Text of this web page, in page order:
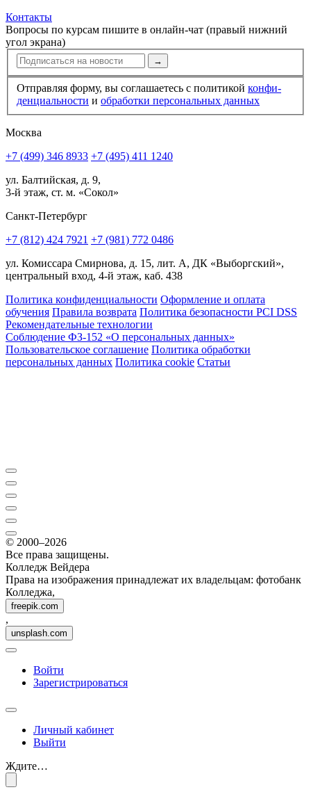
Контакты
Вопросы по курсам пишите в онлайн-чат (правый нижний
угол экрана)
→
Отправляя форму, вы соглашаетесь с политикой конфи­
ден­циальности и обработки персональных данных
Москва
+7 (499) 346 8933 +7 (495) 411 1240
ул. Балтийская, д. 9,
3-й этаж, ст. м. «Сокол»
Санкт-Петербург
+7 (812) 424 7921 +7 (981) 772 0486
ул. Комиссара Смирнова, д. 15, лит. А, ДК «Выборгский»,
центральный вход, 4-й этаж, каб. 438
Политика конфиденциальности Оформление и оплата
обучения Правила возврата Политика безопасности PCI DSS
Рекомендательные технологии
Соблюдение ФЗ-152 «О персональ­ных данных»
Пользовательское соглашение Политика обработки
персональных данных Политика cookie Статьи
© 2000–2026
Все права защищены.
Колледж Вейдера
Права на изображения принадлежат их владельцам: фотобанк
Колледжа,
freepik.com
,
unsplash.com
Войти
Зарегистрироваться
Личный кабинет
Выйти
Ждите…